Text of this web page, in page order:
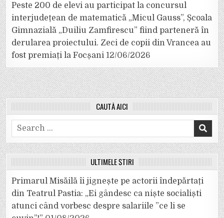
Peste 200 de elevi au participat la concursul
interjudețean de matematică „Micul Gauss”, Școala
Gimnazială „Duiliu Zamfirescu” fiind parteneră în
derularea proiectului. Zeci de copii din Vrancea au
fost premiați la Focșani 12/06/2026
CAUTĂ AICI
Search
for:
ULTIMELE ȘTIRI
Primarul Misăilă îi jignește pe actorii îndepărtați
din Teatrul Pastia: „Ei gândesc ca niște socialiști
atunci când vorbesc despre salariile ”ce li se